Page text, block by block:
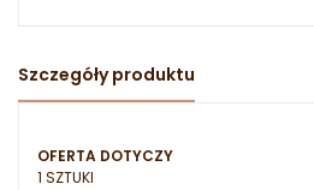
Szczegóły produktu
OFERTA DOTYCZY
1 SZTUKI